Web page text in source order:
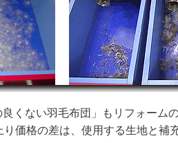
くない羽毛布団」もリフォーム
価格の差は、使用する生地と補